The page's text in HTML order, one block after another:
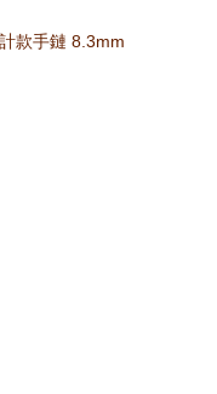
款手鏈 8.3mm